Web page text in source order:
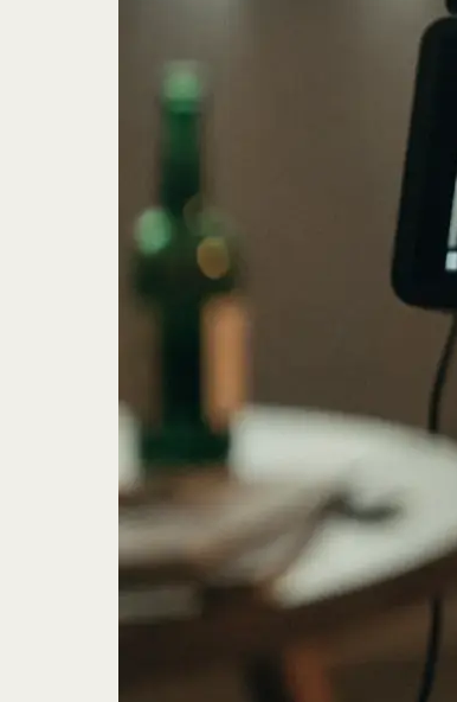
Eine gute
die Bausteine des…